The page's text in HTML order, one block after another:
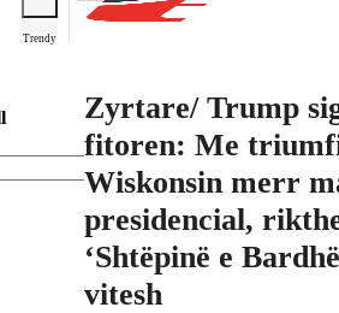
Trendy
Zyrtare/ Trump
fitoren: Me
Wiskonsin merr
presidencial,
‘Shtëpinë e
vitesh